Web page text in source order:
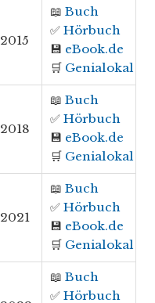
2015
📖 Buch
✅ Hörbuch
💾 eBook.de
🛒 Genialokal
2018
📖 Buch
✅ Hörbuch
💾 eBook.de
🛒 Genialokal
2021
📖 Buch
✅ Hörbuch
💾 eBook.de
🛒 Genialokal
📖 Buch
✅ Hörbuch